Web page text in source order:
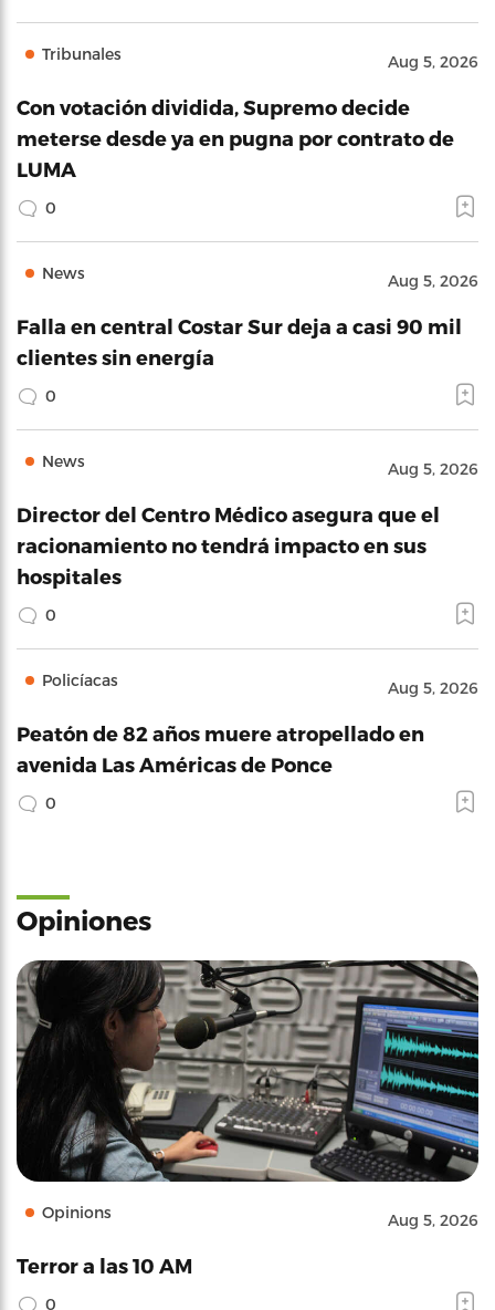
Tribunales Aug 5, 2026
Con votación dividida, Supremo decide
meterse desde ya en pugna por contrato de
LUMA
0
News Aug 5, 2026
Falla en central Costar Sur deja a casi 90 mil
clientes sin energía
0
News Aug 5, 2026
Director del Centro Médico asegura que el
racionamiento no tendrá impacto en sus
hospitales
0
Policíacas Aug 5, 2026
Peatón de 82 años muere atropellado en
avenida Las Américas de Ponce
0
Opiniones
Opinions Aug 5, 2026
Terror a las 10 AM
0